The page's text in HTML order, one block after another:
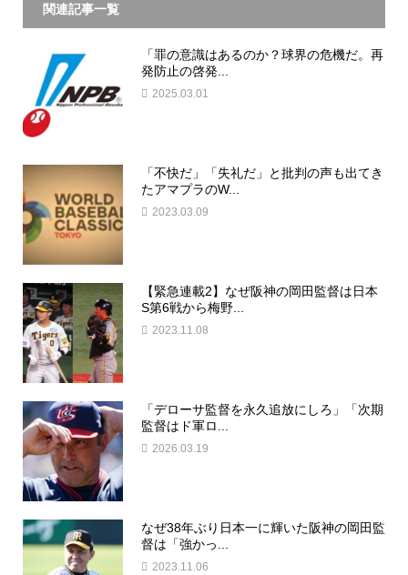
関連記事一覧
「罪の意識はあるのか？球界の危機だ。再
発防止の啓発...
2025.03.01
「不快だ」「失礼だ」と批判の声も出てき
たアマプラのW...
2023.03.09
【緊急連載2】なぜ阪神の岡田監督は日本
S第6戦から梅野...
2023.11.08
「デローサ監督を永久追放にしろ」「次期
監督はド軍ロ...
2026.03.19
なぜ38年ぶり日本一に輝いた阪神の岡田監
督は「強かっ...
2023.11.06